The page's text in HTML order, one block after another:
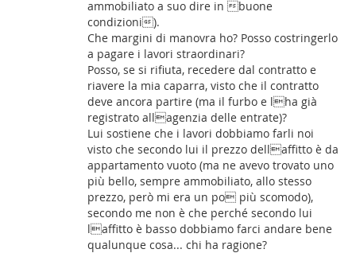
ammobiliato a suo dire in buone
condizioni).
Che margini di manovra ho? Posso costringerlo
a pagare i lavori straordinari?
Posso, se si rifiuta, recedere dal contratto e
riavere la mia caparra, visto che il contratto
deve ancora partire (ma il furbo e lha già
registrato allagenzia delle entrate)?
Lui sostiene che i lavori dobbiamo farli noi
visto che secondo lui il prezzo dellaffitto è da
appartamento vuoto (ma ne avevo trovato uno
più bello, sempre ammobiliato, allo stesso
prezzo, però mi era un po più scomodo),
secondo me non è che perché secondo lui
laffitto è basso dobbiamo farci andare bene
qualunque cosa... chi ha ragione?